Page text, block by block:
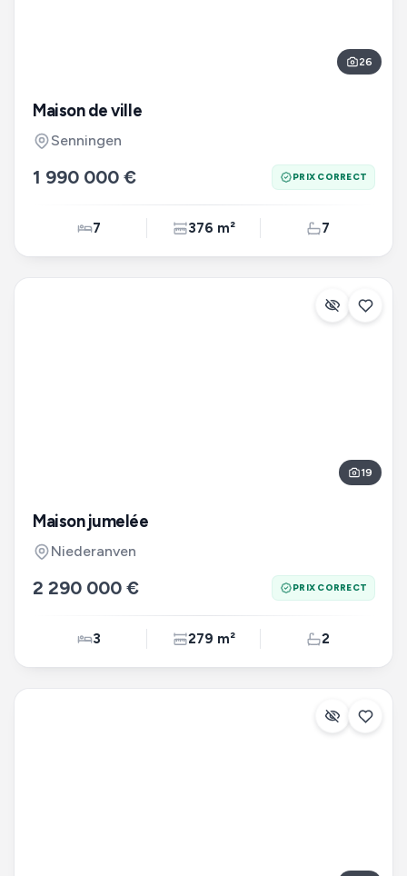
26
Maison de ville
Senningen
1 990 000 € PRIX CORRECT
7 376 m² 7
19
Maison jumelée
Niederanven
2 290 000 € PRIX CORRECT
3 279 m² 2